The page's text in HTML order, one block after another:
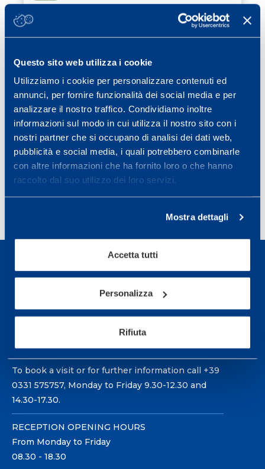
Questo sito web utilizza i cookie
Utilizziamo i cookie per personalizzare contenuti ed
annunci, per fornire funzionalità dei social media e per
analizzare il nostro traffico. Condividiamo inoltre
informazioni sul modo in cui utilizza il nostro sito con i
nostri partner che si occupano di analisi dei dati web,
pubblicità e social media, i quali potrebbero combinarle
con altre informazioni che ha fornito loro o che hanno
raccolto dal suo utilizzo dei loro servizi.
Mostra dettagli
Accetta tutti
Personalizza
Rifiuta
Read all
Read all
20 September 2023 / Ciclismo
ANNUAL PREPARATION AND
MARATONA DELLE DOLOMITI BIB
NUMBER
Sport Service Mapei S.r.l. - Via Busto Fagnano 38,
To book a visit or for further information call +39
0331 575757, Monday to Friday 9.30-12.30 and
14.30-17.30.
RECEPTION OPENING HOURS
From Monday to Friday
08.30 - 18.30